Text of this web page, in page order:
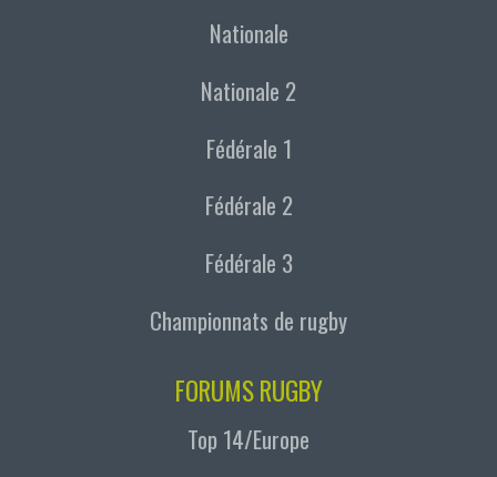
Nationale
Nationale 2
Fédérale 1
Fédérale 2
Fédérale 3
Championnats de rugby
FORUMS RUGBY
Top 14/Europe